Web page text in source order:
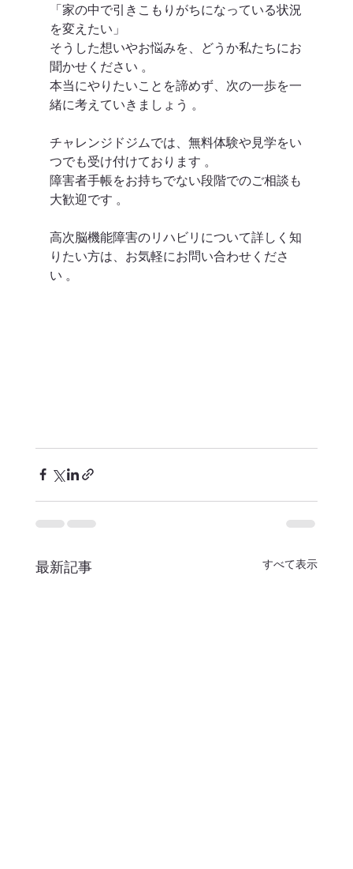
「家の中で引きこもりがちになっている状況
を変えたい」
そうした想いやお悩みを、どうか私たちにお
聞かせください 。
本当にやりたいことを諦めず、次の一歩を一
緒に考えていきましょう 。
チャレンジドジムでは、無料体験や見学をい
つでも受け付けております 。
障害者手帳をお持ちでない段階でのご相談も
大歓迎です 。
高次脳機能障害のリハビリについて詳しく知
りたい方は、お気軽にお問い合わせくださ
い 。
最新記事 すべて表示